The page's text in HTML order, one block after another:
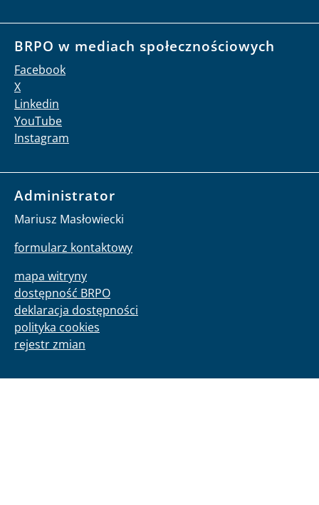
BRPO w mediach społecznościowych
Facebook
X
Linkedin
YouTube
Instagram
Administrator
Mariusz Masłowiecki
formularz kontaktowy
mapa witryny
dostępność BRPO
deklaracja dostępności
polityka cookies
rejestr zmian